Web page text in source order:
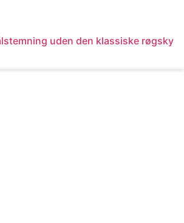
uden den klassiske røgsky